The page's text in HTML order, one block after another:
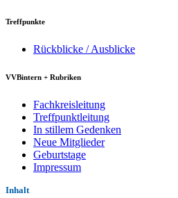
Treffpunkte
Rückblicke / Ausblicke
VVBintern + Rubriken
Fachkreisleitung
Treffpunktleitung
In stillem Gedenken
Neue Mitglieder
Geburtstage
Impressum
Inhalt